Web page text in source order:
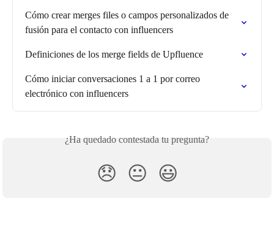
Cómo crear merges files o campos personalizados de
fusión para el contacto con influencers
Definiciones de los merge fields de Upfluence
Cómo iniciar conversaciones 1 a 1 por correo
electrónico con influencers
¿Ha quedado contestada tu pregunta?
😞 😐 😃